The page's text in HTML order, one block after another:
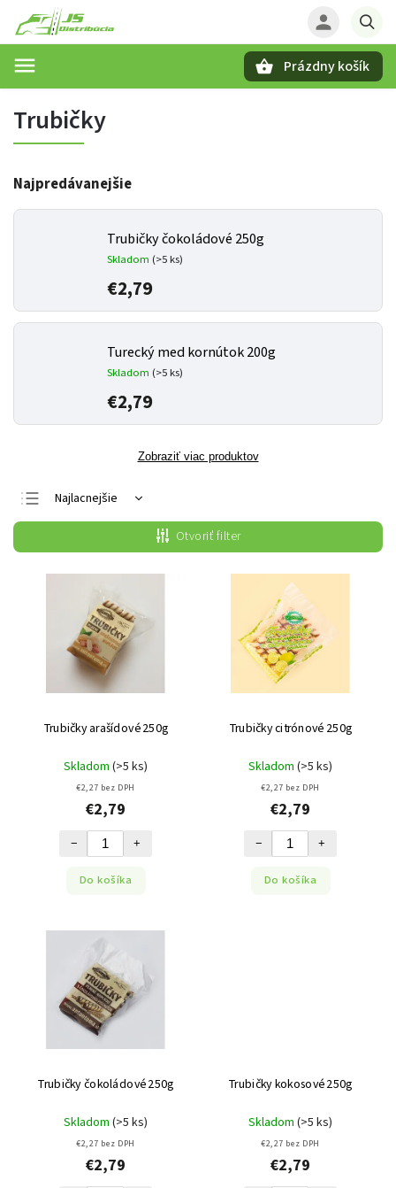
Prázdny košík
Trubičky
Najpredávanejšie
Trubičky čokoládové 250g
Skladom (>5 ks)
€2,79
Turecký med kornútok 200g
Skladom (>5 ks)
€2,79
Zobraziť viac produktov
Najlacnejšie
Najdrahšie
Najpredávanejšie
Otvoriť filter
Trubičky arašídové 250g
Skladom (>5 ks)
€2,27 bez DPH
€2,79
+
−
Do košíka
Trubičky citrónové 250g
Skladom (>5 ks)
€2,27 bez DPH
€2,79
+
−
Do košíka
Trubičky čokoládové 250g
Skladom (>5 ks)
€2,27 bez DPH
€2,79
Trubičky kokosové 250g
Skladom (>5 ks)
€2,27 bez DPH
€2,79